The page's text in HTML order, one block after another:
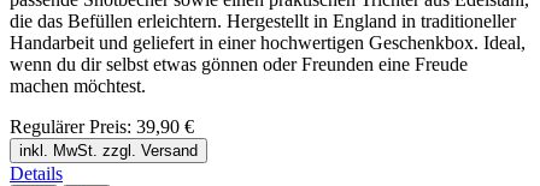
die das Befüllen erleichtern. Hergestellt in England in traditioneller
Handarbeit und geliefert in einer hochwertigen Geschenkbox. Ideal,
wenn du dir selbst etwas gönnen oder Freunden eine Freude
machen möchtest.
Regulärer Preis: 39,90 €
inkl. MwSt. zzgl. Versand
Details